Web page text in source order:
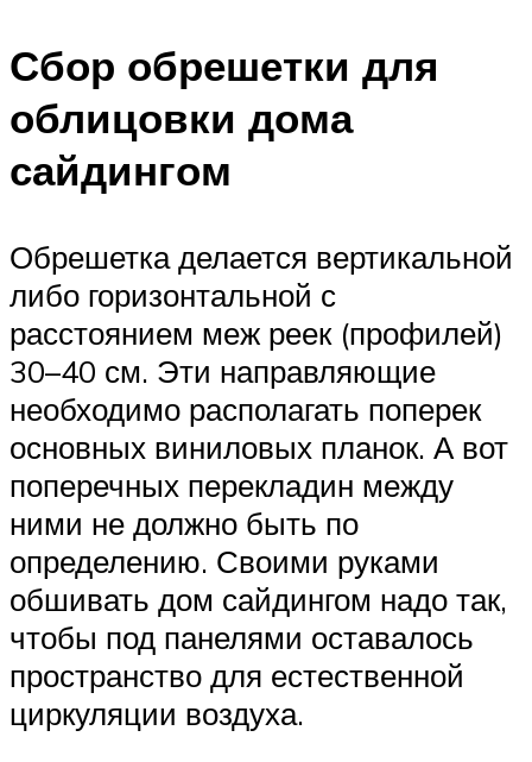
Сбор обрешетки для
облицовки дома
сайдингом
Обрешетка делается вертикальной
либо горизонтальной с
расстоянием меж реек (профилей)
30–40 см. Эти направляющие
необходимо располагать поперек
основных виниловых планок. А вот
поперечных перекладин между
ними не должно быть по
определению. Своими руками
обшивать дом сайдингом надо так,
чтобы под панелями оставалось
пространство для естественной
циркуляции воздуха.